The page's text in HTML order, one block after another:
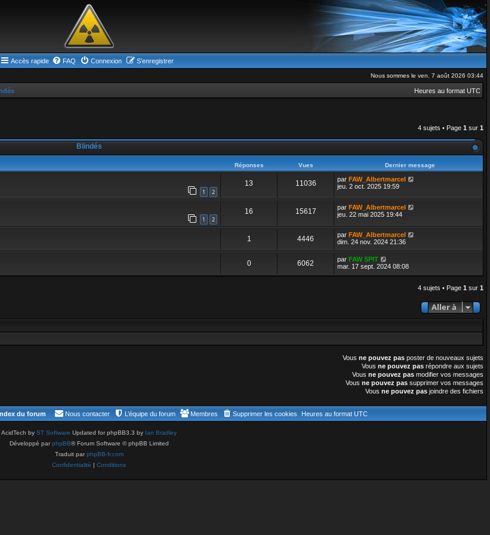
Accès rapide FAQ Connexion S’enregistrer
Nous sommes le ven. 7 août 2026 03:44
Heures au format UTC
4 sujets • Page 1 sur 1
Blindés
Réponses Vues Dernier message
1 2
13 11036 par FAW_Albertmarcel
jeu. 2 oct. 2025 19:59
1 2
16 15617 par FAW_Albertmarcel
jeu. 22 mai 2025 19:44
1 4446 par FAW_Albertmarcel
dim. 24 nov. 2024 21:36
0 6062 par FAW SPIT
mar. 17 sept. 2024 08:08
4 sujets • Page 1 sur 1
Aller à
Vous ne pouvez pas poster de nouveaux sujets
Vous ne pouvez pas répondre aux sujets
Vous ne pouvez pas modifier vos messages
Vous ne pouvez pas supprimer vos messages
Vous ne pouvez pas joindre des fichiers
du forum Heures au format UTC
Supprimer les cookies
Membres
L’équipe du forum
Nous contacter
AcidTech by ST Software Updated for phpBB3.3 by Ian Bradley
Développé parphpBB® Forum Software © phpBB Limited
Traduit parphpBB-fr.com
Confidentialité | Conditions